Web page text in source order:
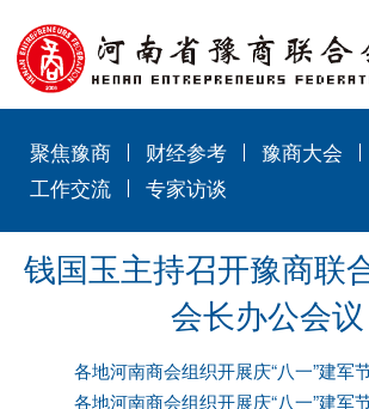
聚焦豫商 财经参考 豫商大会
工作交流
专家访谈
钱国玉主持召开豫商联
会长办公会议
各地河南商会组织开展庆“八一”建军
各地河南商会组织开展庆“八一”建军